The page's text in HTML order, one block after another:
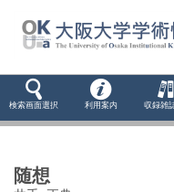
検索画面選択 利用案内 収録雑
随想